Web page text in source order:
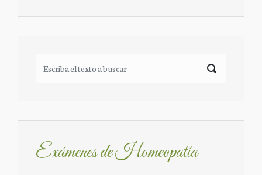
Exámenes de Homeopatía